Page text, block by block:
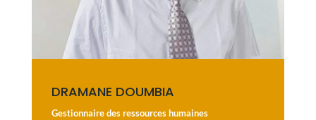
DRAMANE DOUMBIA
Gestionnaire des ressources humaines